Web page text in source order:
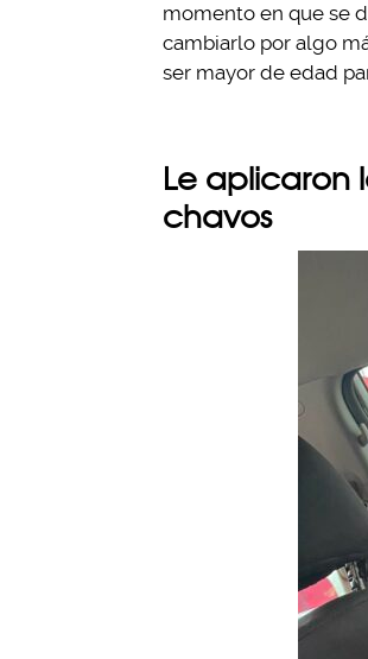
momento en que se
cambiarlo por algo
ser mayor de edad
Le aplicaron
chavos